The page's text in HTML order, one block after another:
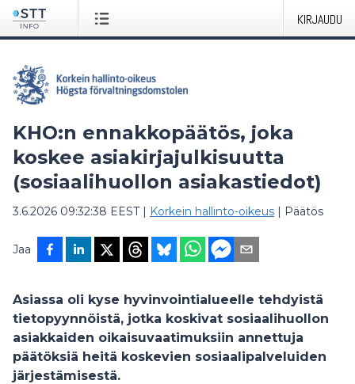
KIRJAUDU
KHO:n ennakkopäätös, joka
koskee asiakirjajulkisuutta
(sosiaalihuollon asiakastiedot)
3.6.2026 09:32:38 EEST| Korkein hallinto-oikeus | Päätös
Jaa
Asiassa oli kyse hyvinvointialueelle tehdyistä
tietopyynnöistä, jotka koskivat sosiaalihuollon
asiakkaiden oikaisuvaatimuksiin annettuja
päätöksiä heitä koskevien sosiaalipalveluiden
järjestämisestä.